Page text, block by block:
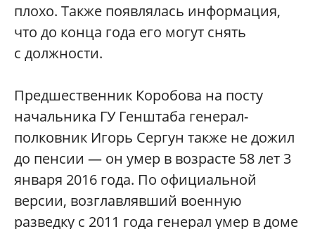
плохо. Также появлялась информация,
что до конца года его могут снять
с должности.
Предшественник Коробова на посту
начальника ГУ Генштаба генерал-
полковник Игорь Сергун также не дожил
до пенсии — он умер в возрасте 58 лет 3
января 2016 года. По официальной
версии, возглавлявший военную
разведку с 2011 года генерал умер в доме